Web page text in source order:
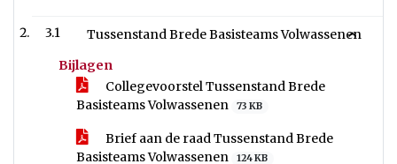
3.1
Tussenstand Brede Basisteams Volwassenen
Bijlagen
Collegevoorstel Tussenstand Brede
Basisteams Volwassenen
73 KB
Brief aan de raad Tussenstand Brede
Basisteams Volwassenen
124 KB